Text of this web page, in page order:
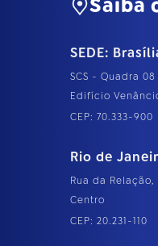
Saiba
SEDE:
SCS - Quadra
Edifício
CEP: 70.333-900
Rio de
Rua da Relação,
Centro
CEP: 20.231-110